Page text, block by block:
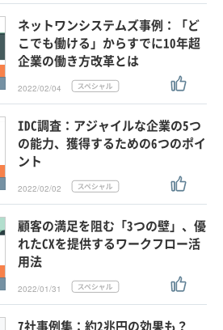
ネットワンシステムズ事例：「ど
こでも働ける」からすでに10年超
企業の働き方改革とは
2022/02/04
IDC調査：アジャイルな企業の5つ
の能力、獲得するための6つのポイ
ント
2022/02/02
顧客の満足を阻む「3つの壁」、優
れたCXを提供するワークフロー活
用法
2022/01/31
7社事例集：約2兆円の効果も？